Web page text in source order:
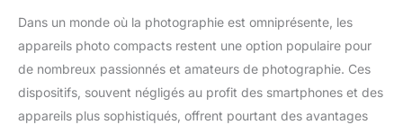
Dans un monde où la photographie est omniprésente, les
appareils photo compacts restent une option populaire pour
de nombreux passionnés et amateurs de photographie. Ces
dispositifs, souvent négligés au profit des smartphones et des
appareils plus sophistiqués, offrent pourtant des avantages